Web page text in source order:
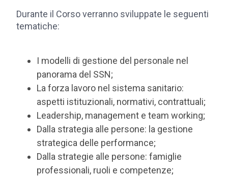
Durante il Corso verranno sviluppate le seguenti
tematiche:
I modelli di gestione del personale nel
panorama del SSN;
La forza lavoro nel sistema sanitario:
aspetti istituzionali, normativi, contrattuali;
Leadership, management e team working;
Dalla strategia alle persone: la gestione
strategica delle performance;
Dalla strategie alle persone: famiglie
professionali, ruoli e competenze;